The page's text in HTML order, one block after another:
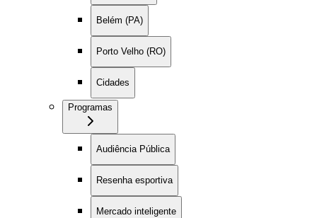
Belém (PA)
Porto Velho (RO)
Cidades
Programas
Audiência Pública
Resenha esportiva
Mercado inteligente